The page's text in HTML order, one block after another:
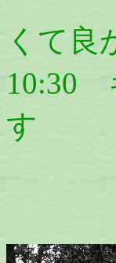
くて良
10:30
す